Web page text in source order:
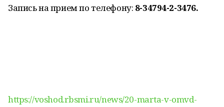
Запись на прием по телефону: 8-34794-2-3476.
https://voshod.rbsmi.ru/news/20-marta-v-omvd-